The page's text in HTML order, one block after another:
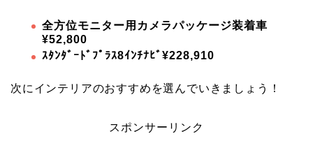
全方位モニター用カメラパッケージ装着車
¥52,800
ｽﾀﾝﾀﾞｰﾄﾞﾌﾟﾗｽ8ｲﾝﾁﾅﾋﾞ¥228,910
次にインテリアのおすすめを選んでいきましょう！
スポンサーリンク